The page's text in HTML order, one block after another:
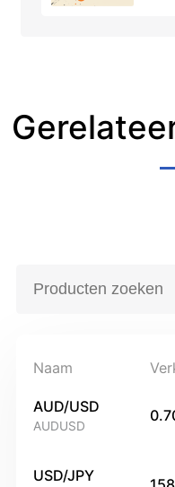
Naam
AUD/USD
AUDUSD
USD/JPY